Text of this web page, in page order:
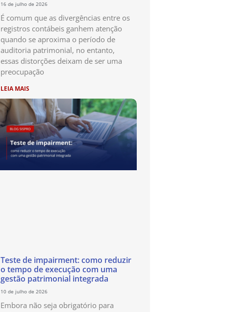
16 de julho de 2026
É comum que as divergências entre os
registros contábeis ganhem atenção
quando se aproxima o período de
auditoria patrimonial, no entanto,
essas distorções deixam de ser uma
preocupação
LEIA MAIS
Teste de impairment: como reduzir
o tempo de execução com uma
gestão patrimonial integrada
10 de julho de 2026
Embora não seja obrigatório para